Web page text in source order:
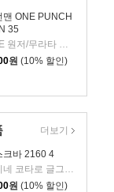
맨 ONE PUNCH
35
ONE 원저/무라타 유스케 그림
원 (10% 할인)
크바 2160 4
원 (10% 할인)
더보기